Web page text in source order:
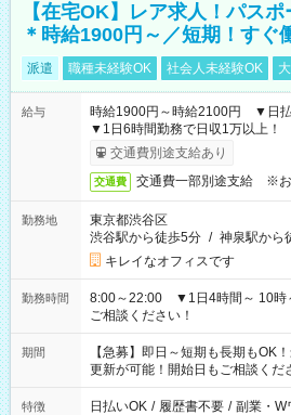
【在宅OK】レア求人！パス
＊時給1900円～／短期！すぐ
派遣 職種未経験OK 社会人未経験OK
給与
時給1900円～時給2100円 ▼日
▼1日6時間勤務で日収1万以上！
交通費別途支給あり
交通費 交通費一部別途支給 ※お
勤務地
東京都渋谷区
渋谷駅から徒歩5分 / 神泉駅から
キレイなオフィスです
勤務時間
8:00～22:00 ▼1日4時間～ 10時
ご相談ください！
期間
【急募】即日～短期も長期もOK
更新が可能！開始日もご相談くだ
特徴 日払いOK / 履歴書不要 / 副業・W